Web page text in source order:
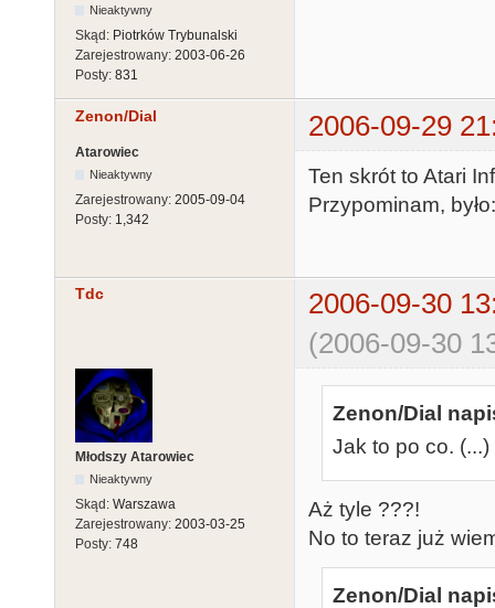
Nieaktywny
Skąd: Piotrków Trybunalski
Zarejestrowany: 2003-06-26
Posty: 831
Zenon/Dial 2006-09-29
Atarowiec
Nieaktywny
Zarejestrowany: 2005-09-04
Posty: 1,342
Ten skrót to Atari
Przypominam,
Tdc
2006-09-30
(2006-09-30
Młodszy Atarowiec
Nieaktywny
Skąd: Warszawa
Zarejestrowany: 2003-03-25
Posty: 748
Zenon/Dial
Jak to po co.
Aż tyle ???!
No to teraz już
Zenon/Dial